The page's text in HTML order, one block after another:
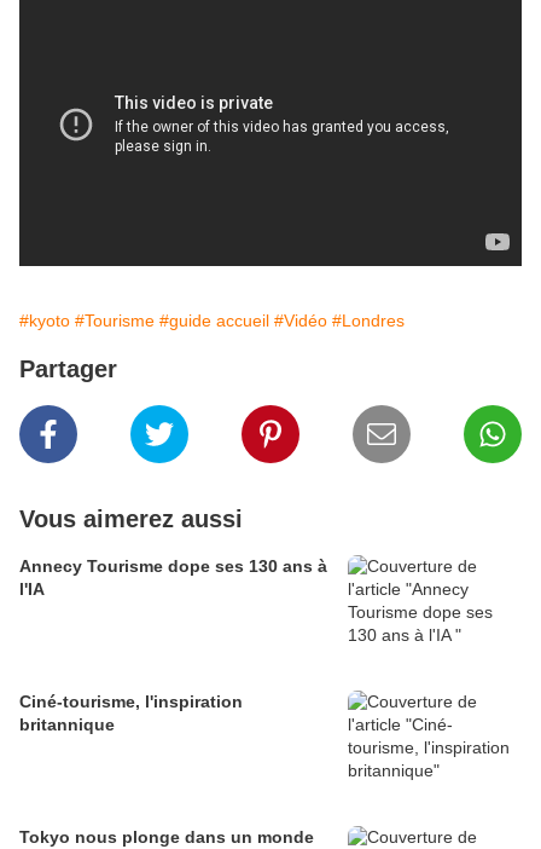
#kyoto #Tourisme #guide accueil #Vidéo #Londres
Partager
Vous aimerez aussi
Annecy Tourisme dope ses 130 ans à
l'IA
Ciné-tourisme, l'inspiration
britannique
Tokyo nous plonge dans un monde